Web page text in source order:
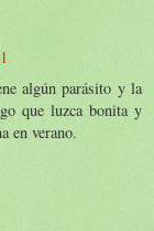
algún parásito y la
que luzca bonita y
en verano.